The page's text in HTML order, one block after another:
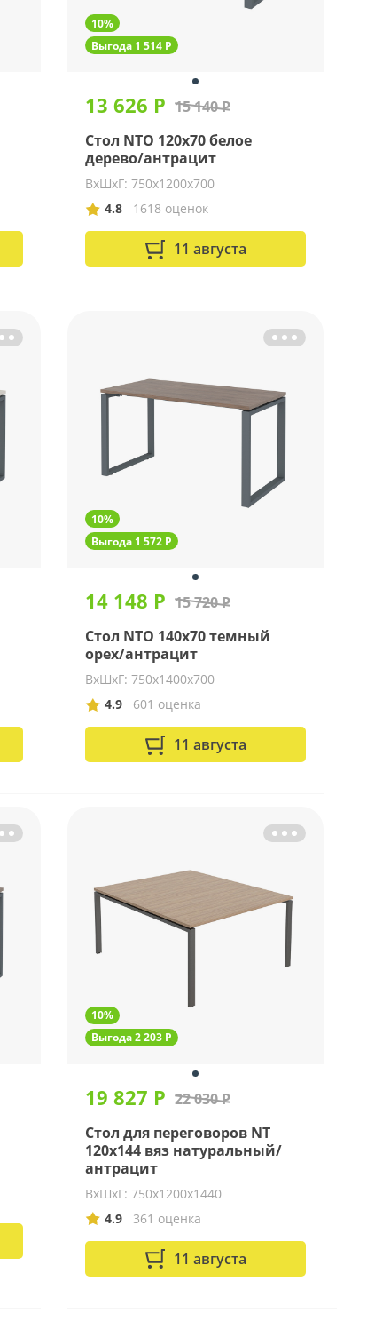
10%
Выгода 1 514 Р
13 626 Р 15 140 Р
Стол NTO 120x70 белое
дерево/антрацит
ВхШхГ: 750х1200х700
4.8
1618 оценок
11 августа
10%
Выгода 1 572 Р
14 148 Р 15 720 Р
Стол NTO 140x70 темный
орех/антрацит
ВхШхГ: 750х1400х700
4.9
601 оценка
11 августа
10%
Выгода 2 203 Р
19 827 Р 22 030 Р
Стол для переговоров NT
120х144 вяз натуральный/
антрацит
ВхШхГ: 750х1200х1440
4.9
361 оценка
11 августа